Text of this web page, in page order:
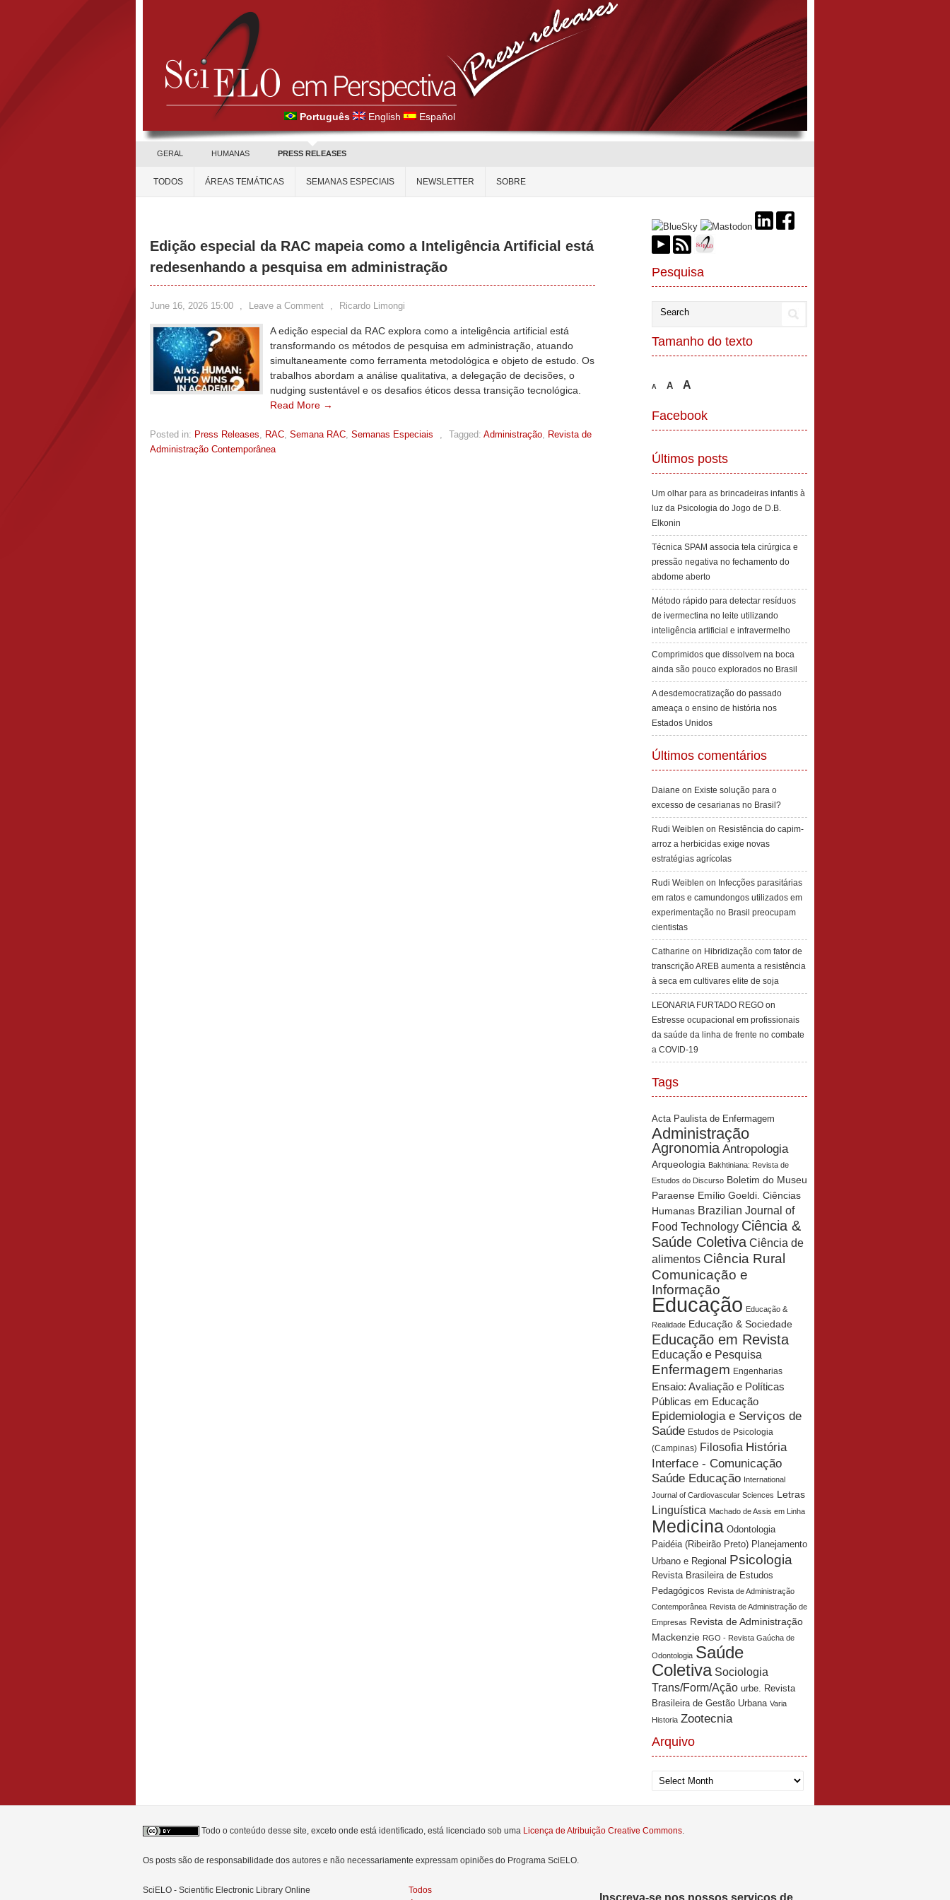
Português English Español
GERAL HUMANAS PRESS RELEASES
TODOS ÁREAS TEMÁTICAS SEMANAS ESPECIAIS NEWSLETTER SOBRE
Edição especial da RAC mapeia como a Inteligência Artificial está
redesenhando a pesquisa em administração
June 16, 2026 15:00 , Leave a Comment , Ricardo Limongi
A edição especial da RAC explora como a inteligência artificial está
transformando os métodos de pesquisa em administração, atuando
simultaneamente como ferramenta metodológica e objeto de estudo. Os
trabalhos abordam a análise qualitativa, a delegação de decisões, o
nudging sustentável e os desafios éticos dessa transição tecnológica.
Read More →
Posted in: Press Releases, RAC, Semana RAC, Semanas Especiais , Tagged: Administração, Revista de
Administração Contemporânea
Pesquisa
Tamanho do texto
A A A
Facebook
Últimos posts
Um olhar para as brincadeiras infantis à
luz da Psicologia do Jogo de D.B.
Elkonin
Técnica SPAM associa tela cirúrgica e
pressão negativa no fechamento do
abdome aberto
Método rápido para detectar resíduos
de ivermectina no leite utilizando
inteligência artificial e infravermelho
Comprimidos que dissolvem na boca
ainda são pouco explorados no Brasil
A desdemocratização do passado
ameaça o ensino de história nos
Estados Unidos
Últimos comentários
Daiane on Existe solução para o
excesso de cesarianas no Brasil?
Rudi Weiblen on Resistência do capim-
arroz a herbicidas exige novas
estratégias agrícolas
Rudi Weiblen on Infecções parasitárias
em ratos e camundongos utilizados em
experimentação no Brasil preocupam
cientistas
Catharine on Hibridização com fator de
transcrição AREB aumenta a resistência
à seca em cultivares elite de soja
LEONARIA FURTADO REGO on
Estresse ocupacional em profissionais
da saúde da linha de frente no combate
a COVID-19
Tags
Acta Paulista de Enfermagem
Administração
Agronomia Antropologia
Arqueologia Bakhtiniana: Revista de
Estudos do Discurso Boletim do Museu
Paraense Emílio Goeldi. Ciências
Humanas Brazilian Journal of
Food Technology Ciência &
Saúde Coletiva Ciência de
alimentos Ciência Rural
Comunicação e
Informação
Educação Educação &
Realidade Educação & Sociedade
Educação em Revista
Educação e Pesquisa
Enfermagem Engenharias
Ensaio: Avaliação e Políticas
Públicas em Educação
Epidemiologia e Serviços de
Saúde Estudos de Psicologia
(Campinas) Filosofia História
Interface - Comunicação
Saúde Educação International
Journal of Cardiovascular Sciences Letras
Linguística Machado de Assis em Linha
Medicina Odontologia
Paidéia (Ribeirão Preto) Planejamento
Urbano e Regional Psicologia
Revista Brasileira de Estudos
Pedagógicos Revista de Administração
Contemporânea Revista de Administração de
Empresas Revista de Administração
Mackenzie RGO - Revista Gaúcha de
Odontologia Saúde
Coletiva Sociologia
Trans/Form/Ação urbe. Revista
Brasileira de Gestão Urbana Varia
Historia Zootecnia
Arquivo
Arquivo
Todo o conteúdo desse site, exceto onde está identificado, está licenciado sob uma Licença de Atribuição Creative Commons.
Os posts são de responsabilidade dos autores e não necessariamente expressam opiniões do Programa SciELO.
SciELO - Scientific Electronic Library Online Todos
Inscreva-se nos nossos serviços de